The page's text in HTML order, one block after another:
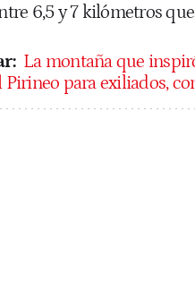
6,5 y 7 kilómetros
La montaña que
para exiliados,